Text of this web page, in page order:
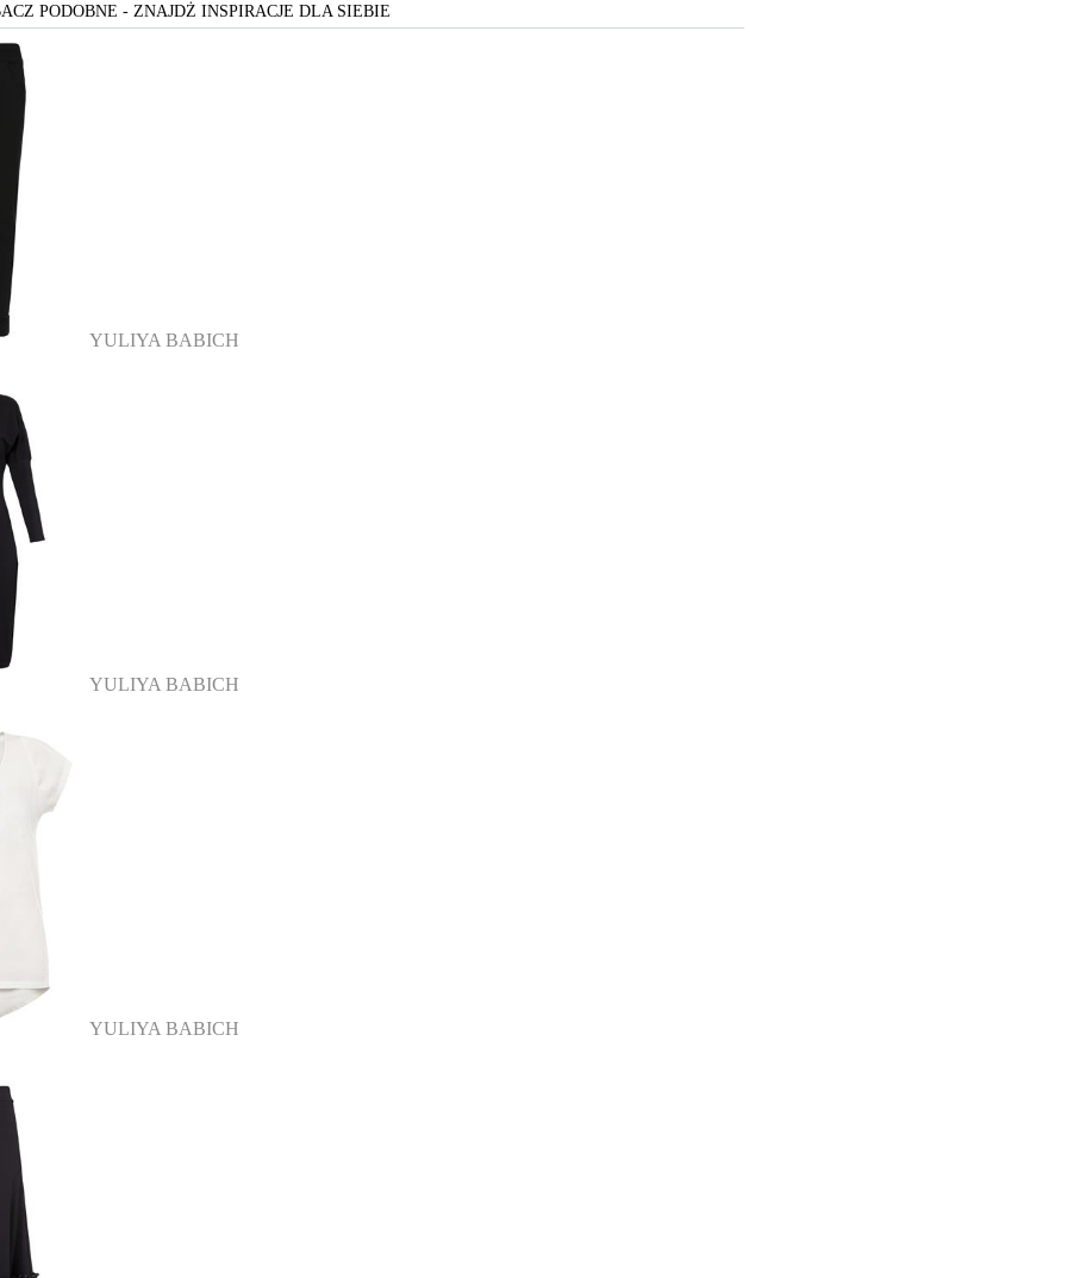
PODOBNE - ZNAJDŻ INSPIRACJE DLA SIEBIE
YULIYA BABICH
YULIYA BABICH
YULIYA BABICH